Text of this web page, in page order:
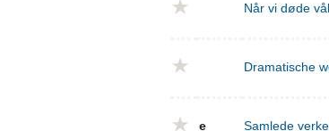
Når vi døde
Dramatische
e Samlede